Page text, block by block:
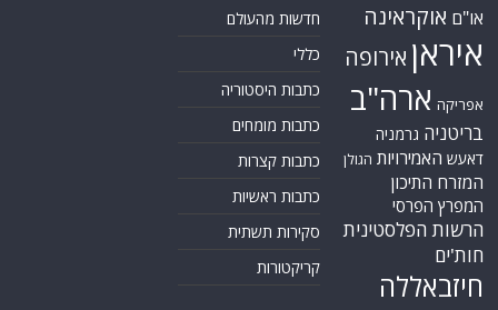
או"ם אוקראינה
איראן אירופה
אפריקה ארה"ב
בריטניה גרמניה
דאעש האמירויות הגולן
המזרח התיכון
המפרץ הפרסי
הרשות הפלסטינית
חות'ים
חיזבאללה
חדשות מהעולם
כללי
כתבות היסטוריה
כתבות מומחים
כתבות קצרות
כתבות ראשיות
סקירות תשתית
קריקטורות